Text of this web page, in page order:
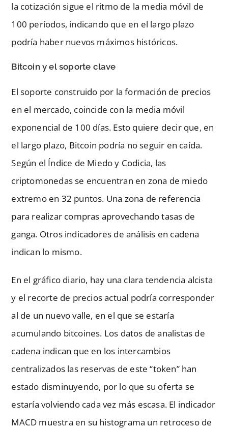
la cotización sigue el ritmo de la media móvil de
100 períodos, indicando que en el largo plazo
podría haber nuevos máximos históricos.
Bitcoin y el soporte clave
El soporte construido por la formación de precios
en el mercado, coincide con la media móvil
exponencial de 100 días. Esto quiere decir que, en
el largo plazo, Bitcoin podría no seguir en caída.
Según el Índice de Miedo y Codicia, las
criptomonedas se encuentran en zona de miedo
extremo en 32 puntos. Una zona de referencia
para realizar compras aprovechando tasas de
ganga. Otros indicadores de análisis en cadena
indican lo mismo.
En el gráfico diario, hay una clara tendencia alcista
y el recorte de precios actual podría corresponder
al de un nuevo valle, en el que se estaría
acumulando bitcoines. Los datos de analistas de
cadena indican que en los intercambios
centralizados las reservas de este “token” han
estado disminuyendo, por lo que su oferta se
estaría volviendo cada vez más escasa. El indicador
MACD muestra en su histograma un retroceso de